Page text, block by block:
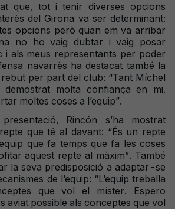
que, tot i tenir diverses opcions
del Girona va ser determinant:
opcions però quan em va arribar
no ho vaig dubtar i vaig posar
i als meus representants per poder
navarrès ha destacat també la
per part del club: “Tant Míchel
molta confiança en mi.
moltes coses a l’equip”.
Rincón s’ha mostrat
que té al davant: “És un repte
que fa temps que fa les coses
aquest repte al màxim”. També
la seva predisposició a adaptar-se
de l’equip: “L’equip treballa
que vol el míster. Espero
aviat possible als conceptes que vol